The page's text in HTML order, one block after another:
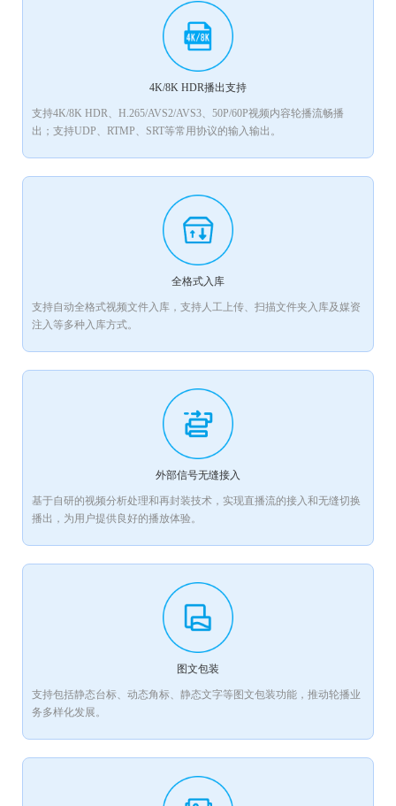
4K/8K HDR播出支持
支持4K/8K HDR、H.265/AVS2/AVS3、50P/60P视频内容轮播流畅播
出；支持UDP、RTMP、SRT等常用协议的输入输出。
全格式入库
支持自动全格式视频文件入库，支持人工上传、扫描文件夹入库及媒资
注入等多种入库方式。
外部信号无缝接入
基于自研的视频分析处理和再封装技术，实现直播流的接入和无缝切换
播出，为用户提供良好的播放体验。
图文包装
支持包括静态台标、动态角标、静态文字等图文包装功能，推动轮播业
务多样化发展。